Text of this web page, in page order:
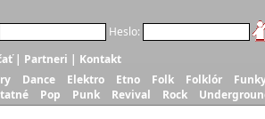
Heslo:
| Partneri | Kontakt
Dance Elektro Etno Folk Folklór
Pop Punk Revival Rock